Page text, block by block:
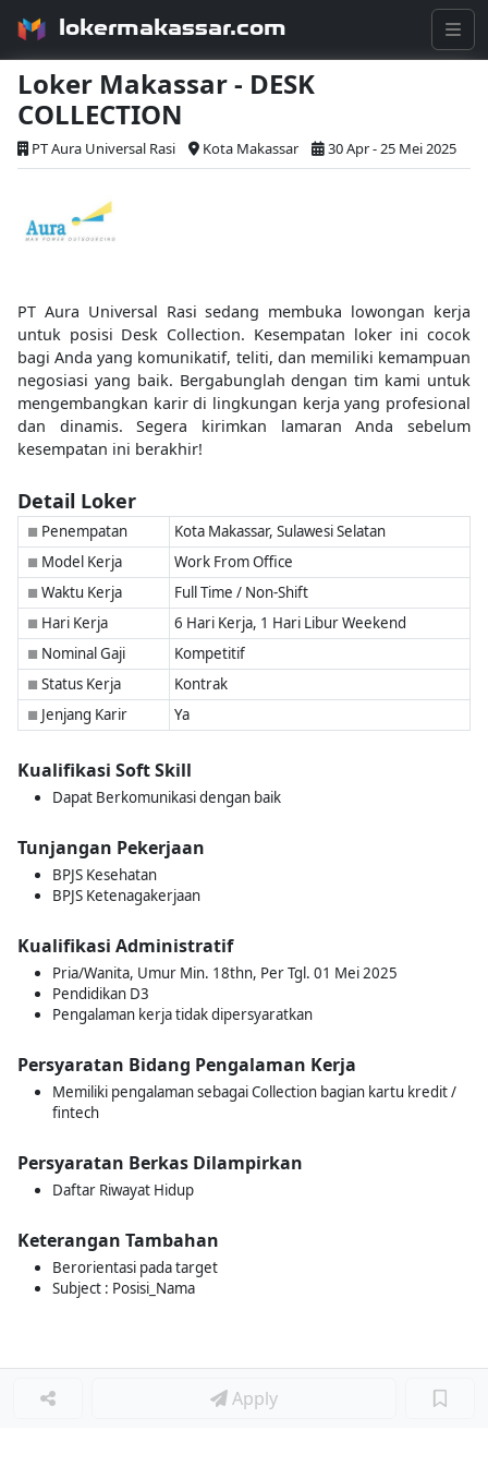
lokermakassar.com
Loker Makassar - DESK
COLLECTION
PT Aura Universal Rasi Kota Makassar 30 Apr - 25 Mei 2025
PT Aura Universal Rasi sedang membuka lowongan kerja
untuk posisi Desk Collection. Kesempatan loker ini cocok
bagi Anda yang komunikatif, teliti, dan memiliki kemampuan
negosiasi yang baik. Bergabunglah dengan tim kami untuk
mengembangkan karir di lingkungan kerja yang profesional
dan dinamis. Segera kirimkan lamaran Anda sebelum
kesempatan ini berakhir!
Detail Loker
■ Penempatan Kota Makassar, Sulawesi Selatan
■ Model Kerja Work From Office
■ Waktu Kerja Full Time / Non-Shift
■ Hari Kerja 6 Hari Kerja, 1 Hari Libur Weekend
■ Nominal Gaji Kompetitif
■ Status Kerja Kontrak
■ Jenjang Karir Ya
Kualifikasi Soft Skill
Dapat Berkomunikasi dengan baik
Tunjangan Pekerjaan
BPJS Kesehatan
BPJS Ketenagakerjaan
Kualifikasi Administratif
Pria/Wanita, Umur Min. 18thn, Per Tgl. 01 Mei 2025
Pendidikan D3
Pengalaman kerja tidak dipersyaratkan
Persyaratan Bidang Pengalaman Kerja
Memiliki pengalaman sebagai Collection bagian kartu kredit /
fintech
Persyaratan Berkas Dilampirkan
Daftar Riwayat Hidup
Keterangan Tambahan
Berorientasi pada target
Subject : Posisi_Nama
Apply